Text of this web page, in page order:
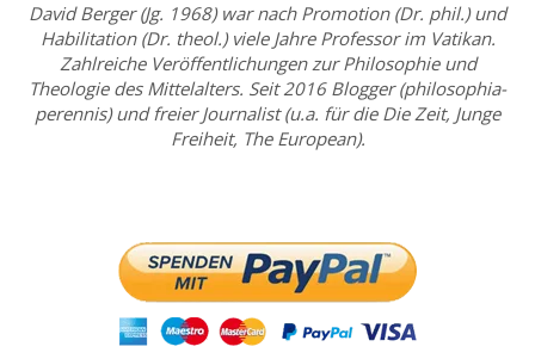
David Berger (Jg. 1968) war nach Promotion (Dr. phil.) und
Habilitation (Dr. theol.) viele Jahre Professor im Vatikan.
Zahlreiche Veröffentlichungen zur Philosophie und
Theologie des Mittelalters. Seit 2016 Blogger (philosophia-
perennis) und freier Journalist (u.a. für die Die Zeit, Junge
Freiheit, The European).